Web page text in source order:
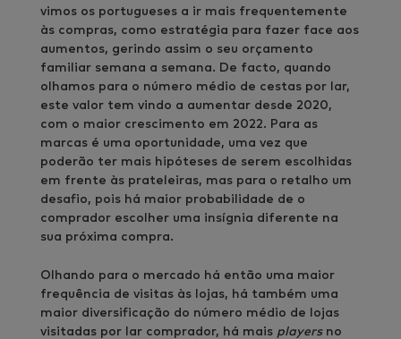
vimos os portugueses a ir mais frequentemente
às compras, como estratégia para fazer face aos
aumentos, gerindo assim o seu orçamento
familiar semana a semana. De facto, quando
olhamos para o número médio de cestas por lar,
este valor tem vindo a aumentar desde 2020,
com o maior crescimento em 2022. Para as
marcas é uma oportunidade, uma vez que
poderão ter mais hipóteses de serem escolhidas
em frente às prateleiras, mas para o retalho um
desafio, pois há maior probabilidade de o
comprador escolher uma insígnia diferente na
sua próxima compra.
Olhando para o mercado há então uma maior
frequência de visitas às lojas, há também uma
maior diversificação do número médio de lojas
visitadas por lar comprador, há mais playersno